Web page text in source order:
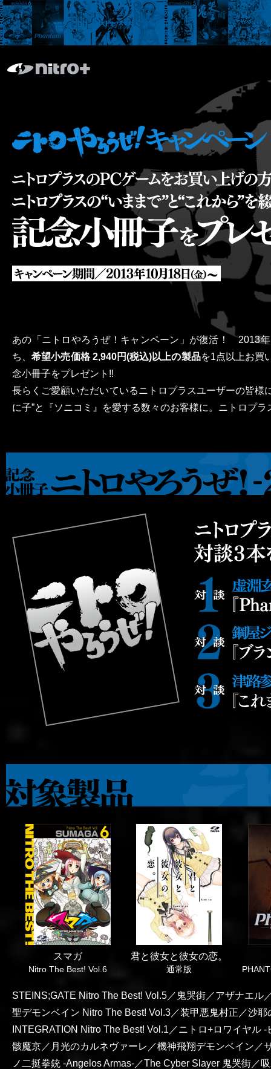
あの「ニトロやろうぜ！キャンペーン」が復活！ 2013
ち、希望小売価格 2,940円(税込)以上の製品を1点以上お買
念小冊子をプレゼント!!
長らくご愛顧いただいているニトロプラスユーザーの皆
に子”と『ソニコミ』を愛する数々のお客様に。ニトロプ
スマガ
Nitro The Best! Vol.6
君と彼女と彼女の恋。
通常版
STEINS;GATE Nitro The Best! Vol.5 鬼哭街
アザナエル
聖デモンベイン Nitro The Best! Vol.3
装甲悪鬼村正
沙耶
INTEGRATION Nitro The Best! Vol.1
ニトロ+ロワイヤル -
骸魔京
月光のカルネヴァーレ 機神飛翔デモンベイン
ノ二挺拳銃 -Angelos Armas-
The Cyber Slayer 鬼哭街